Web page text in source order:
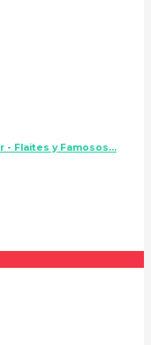
- Flaites y Famosos...